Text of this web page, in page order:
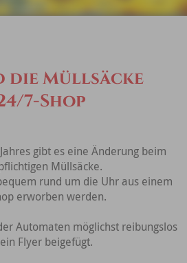
die Müllsäcke
7-Shop
gibt es eine Änderung beim
Müllsäcke.
rund um die Uhr aus einem
erworben werden.
Automaten möglichst reibungslos
Flyer beigefügt.